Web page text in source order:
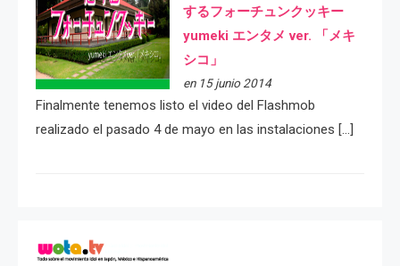
するフォーチュンクッキー
yumeki エンタメ ver. 「メキ
シコ」
en 15 junio 2014
Finalmente tenemos listo el video del Flashmob
realizado el pasado 4 de mayo en las instalaciones […]